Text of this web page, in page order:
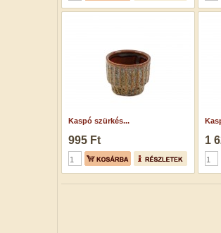
Kaspó szürkés...
995 Ft 1